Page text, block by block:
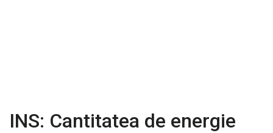
INS: Cantitatea de energie